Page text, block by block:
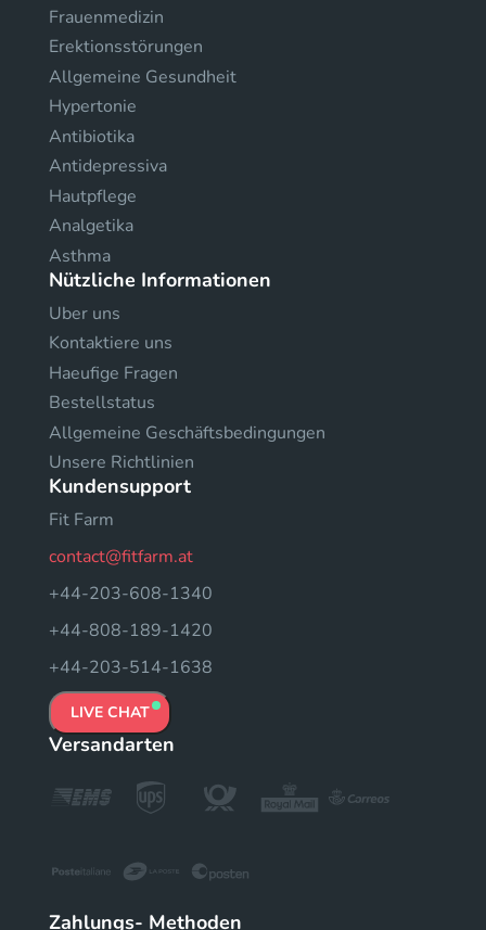
Frauenmedizin
Erektionsstörungen
Allgemeine Gesundheit
Hypertonie
Antibiotika
Antidepressiva
Hautpflege
Analgetika
Asthma
Nützliche Informationen
Uber uns
Kontaktiere uns
Haeufige Fragen
Bestellstatus
Allgemeine Geschäftsbedingungen
Unsere Richtlinien
Kundensupport
Fit Farm
contact@fitfarm.at
+44-203-608-1340
+44-808-189-1420
+44-203-514-1638
LIVE CHAT
Versandarten
Zahlungs- Methoden